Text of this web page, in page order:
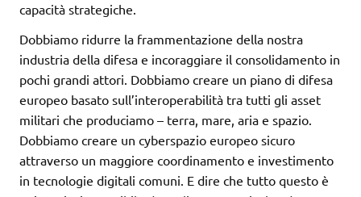
capacità strategiche.
Dobbiamo ridurre la frammentazione della nostra
industria della difesa e incoraggiare il consolidamento in
pochi grandi attori. Dobbiamo creare un piano di difesa
europeo basato sull’interoperabilità tra tutti gli asset
militari che produciamo – terra, mare, aria e spazio.
Dobbiamo creare un cyberspazio europeo sicuro
attraverso un maggiore coordinamento e investimento
in tecnologie digitali comuni. E dire che tutto questo è